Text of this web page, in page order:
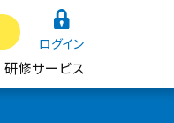
研修サービス
ログイン